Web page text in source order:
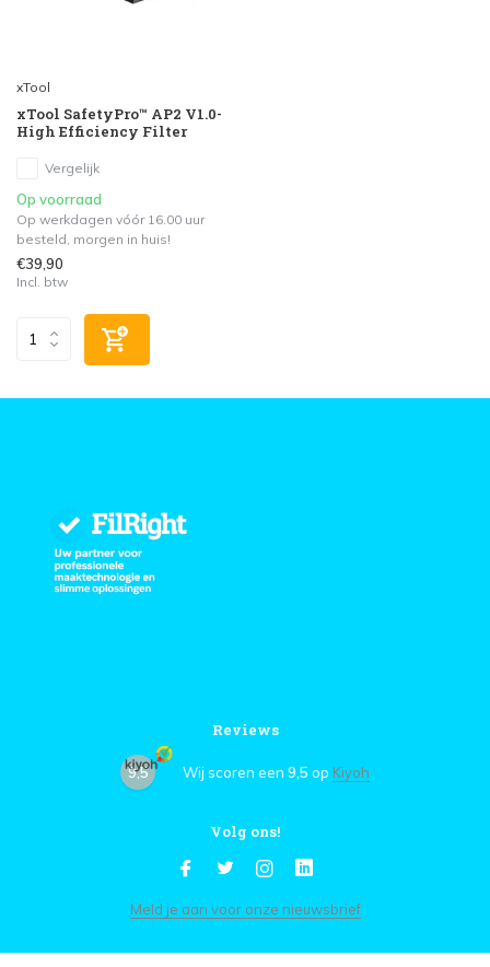
xTool
xTool SafetyPro™ AP2 V1.0-
High Efficiency Filter
Vergelijk
Op voorraad
Op werkdagen vóór 16.00 uur
besteld, morgen in huis!
€39,90
Incl. btw
Reviews
9,5 Wij scoren een 9,5 op Kiyoh
Volg ons!
Meld je aan voor onze nieuwsbrief